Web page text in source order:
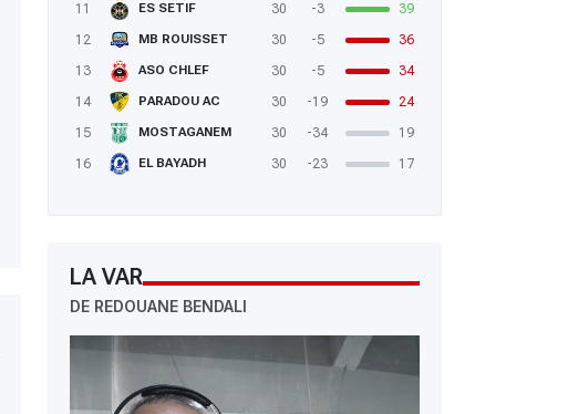
11
ES SETIF 30 -3
39
12
MB ROUISSET 30 -5
36
13
ASO CHLEF 30 -5
34
14
PARADOU AC 30 -19
24
15
MOSTAGANEM 30 -34
19
16
EL BAYADH 30 -23 17
LA VAR
DE REDOUANE BENDALI